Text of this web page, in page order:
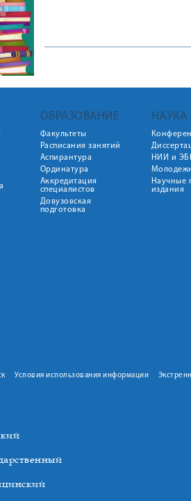
ОБРАЗОВАНИЕ
Факультеты
Расписания занятий
Аспирантура
Ординатура
Аккредитация
специалистов
Довузовская
подготовка
НАУКА
НИИ и
Научные
издания
Условия использования информации